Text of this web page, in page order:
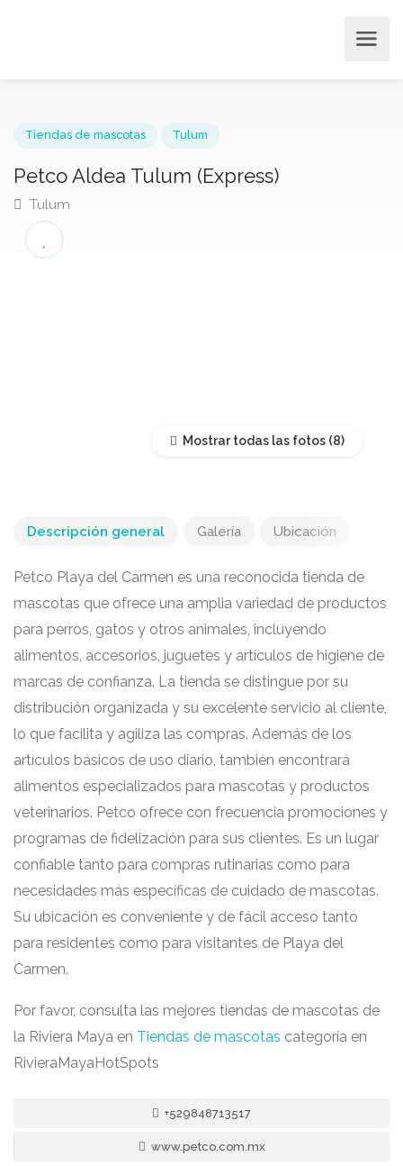
Petco Aldea Tulum (Express)
Tulum
Mostrar todas las fotos
Descripción general Galería Ubicación
Petco Playa del Carmen es una reconocida tienda de
mascotas que ofrece una amplia variedad de productos
para perros, gatos y otros animales, incluyendo
alimentos, accesorios, juguetes y artículos de higiene de
marcas de confianza. La tienda se distingue por su
distribución organizada y su excelente servicio al cliente,
lo que facilita y agiliza las compras. Además de los
artículos básicos de uso diario, también encontrará
alimentos especializados para mascotas y productos
veterinarios. Petco ofrece con frecuencia promociones y
programas de fidelización para sus clientes. Es un lugar
confiable tanto para compras rutinarias como para
necesidades más específicas de cuidado de mascotas.
Su ubicación es conveniente y de fácil acceso tanto
para residentes como para visitantes de Playa del
Carmen.
Por favor, consulta las mejores tiendas de mascotas de
la Riviera Maya en Tiendas de mascotas categoría en
RivieraMayaHotSpots
+529848713517
www.petco.com.mx